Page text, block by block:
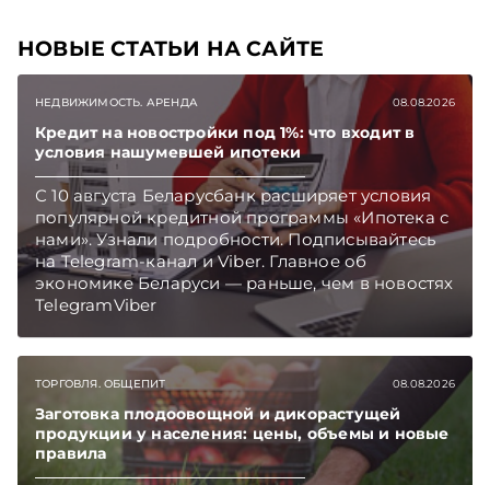
НОВЫЕ СТАТЬИ НА САЙТЕ
НЕДВИЖИМОСТЬ. АРЕНДА 08.08.2026
Кредит на новостройки под 1%: что входит в
условия нашумевшей ипотеки
С 10 августа Беларусбанк расширяет условия
популярной кредитной программы «Ипотека с
нами». Узнали подробности. Подписывайтесь
на Telegram‑канал и Viber. Главное об
экономике Беларуси — раньше, чем в новостях
TelegramViber
ТОРГОВЛЯ. ОБЩЕПИТ 08.08.2026
Заготовка плодоовощной и дикорастущей
продукции у населения: цены, объемы и новые
правила